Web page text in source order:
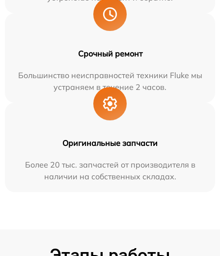
Срочный ремонт
Большинство неисправностей техники Fluke мы
устраняем в течение 2 часов.
Оригинальные запчасти
Более 20 тыс. запчастей от производителя в
наличии на собственных складах.